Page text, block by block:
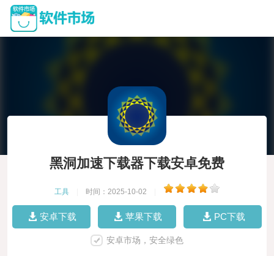
黑洞加速下载器下载安卓免费
工具 时间：2025-10-02
安卓下载 苹果下载 PC下载
安卓市场，安全绿色